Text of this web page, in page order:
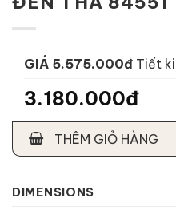
GIÁ 5.575.000đ Tiết
3.180.000đ
THÊM GIỎ HÀNG
DIMENSIONS